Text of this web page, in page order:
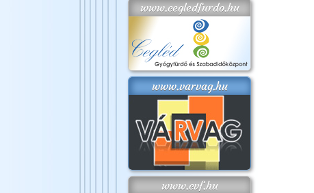
www.cegledfurdo.hu
www.varvag.hu
www.cvf.hu